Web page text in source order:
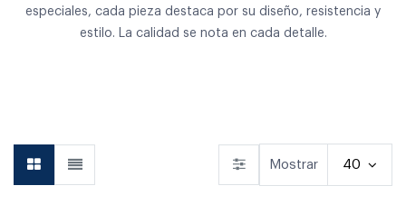
especiales, cada pieza destaca por su diseño, resistencia y
estilo. La calidad se nota en cada detalle.
Mostrar 40